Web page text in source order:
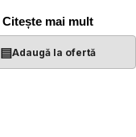
Citește mai mult
▤Adaugă la ofertă